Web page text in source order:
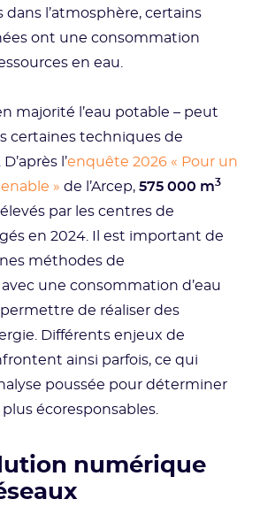
dans l’atmosphère, certains
ont une consommation
en eau.
majorité l’eau potable – peut
certaines techniques de
l’enquête 2026 « Pour un
» de l’Arcep, 575 000 m3
par les centres de
en 2024. Il est important de
méthodes de
une consommation d’eau
de réaliser des
Différents enjeux de
ainsi parfois, ce qui
poussée pour déterminer
écoresponsables.
numérique